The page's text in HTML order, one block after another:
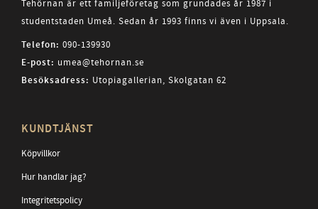
Tehörnan är ett familjeföretag som grundades år 1987 i
studentstaden Umeå. Sedan år 1993 finns vi även i Uppsala.
Telefon: 090-139930
E-post: umea@tehornan.se
Besöksadress: Utopiagallerian, Skolgatan 62
KUNDTJÄNST
Köpvillkor
Hur handlar jag?
Integritetspolicy